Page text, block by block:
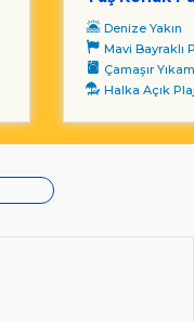
Denize Yakın
Mavi Bayraklı
Çamaşır
Halka Açık